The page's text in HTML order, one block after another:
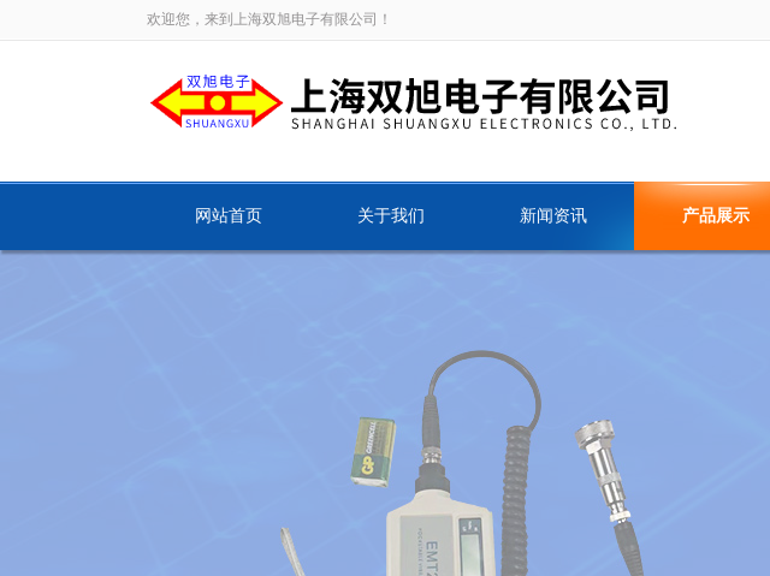
欢迎您，来到上海双旭电子有限公司！
网站首页 关于我们 新闻资讯 产品展示